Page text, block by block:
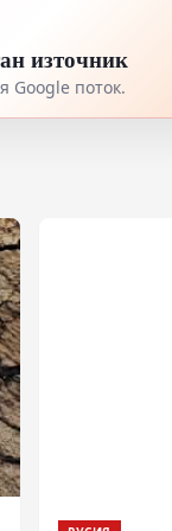
източник
Google поток.